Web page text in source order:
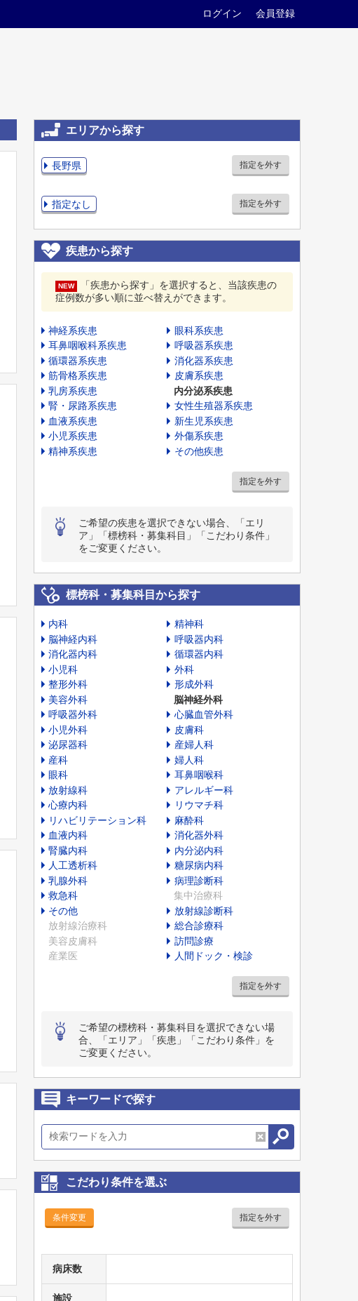
ログイン 会員登録
エリアから探す
長野県 指定を外す
指定なし 指定を外す
疾患から探す
NEW
「疾患から探す」を選択すると、当該疾患の
症例数が多い順に並べ替えができます。
神経系疾患
眼科系疾患
耳鼻咽喉科系疾患
呼吸器系疾患
循環器系疾患
消化器系疾患
筋骨格系疾患
皮膚系疾患
乳房系疾患
内分泌系疾患
腎・尿路系疾患
女性生殖器系疾患
血液系疾患
新生児系疾患
小児系疾患
外傷系疾患
精神系疾患
その他疾患
指定を外す
ご希望の疾患を選択できない場合、「エリ
ア」「標榜科・募集科目」「こだわり条件」
をご変更ください。
標榜科・募集科目から探す
内科
精神科
脳神経内科
呼吸器内科
消化器内科
循環器内科
小児科
外科
整形外科
形成外科
美容外科
脳神経外科
呼吸器外科
心臓血管外科
小児外科
皮膚科
泌尿器科
産婦人科
産科
婦人科
眼科
耳鼻咽喉科
放射線科
アレルギー科
心療内科
リウマチ科
リハビリテーション科
麻酔科
血液内科
消化器外科
腎臓内科
内分泌内科
人工透析科
糖尿病内科
乳腺外科
病理診断科
救急科
集中治療科
その他
放射線診断科
放射線治療科
総合診療科
美容皮膚科
訪問診療
産業医
人間ドック・検診
指定を外す
ご希望の標榜科・募集科目を選択できない場
合、「エリア」「疾患」「こだわり条件」を
ご変更ください。
キーワードで探す
こだわり条件を選ぶ
条件変更 指定を外す
病床数
施設